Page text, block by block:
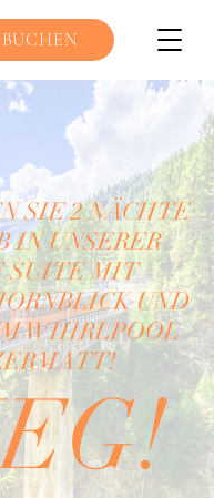
BUCHEN
SIE 2 NÄCHTE
IN UNSERER
SUITE MIT
UND
WHIRLPOOL